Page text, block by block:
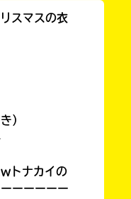
スマスの衣
）
トナカイの
ーーーーー